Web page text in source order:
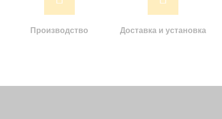
Производство Доставка и установка